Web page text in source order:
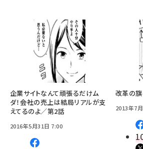
企業サイトなんて頑張るだけム
ダ！――会社の売上は結局リアルが支
えてるのよ／第2話
2016年5月31日 7:00
改革の
2013年7